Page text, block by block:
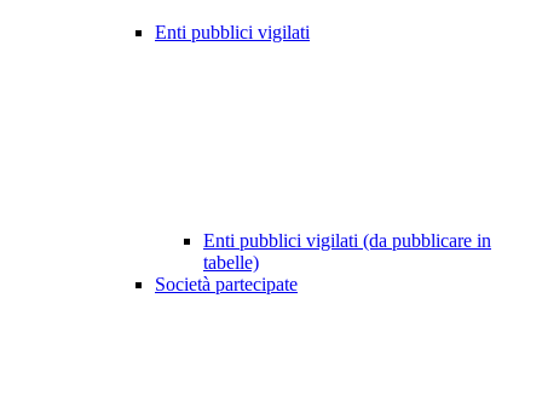
Enti pubblici vigilati
Enti pubblici vigilati (da pubblicare in
tabelle)
Società partecipate